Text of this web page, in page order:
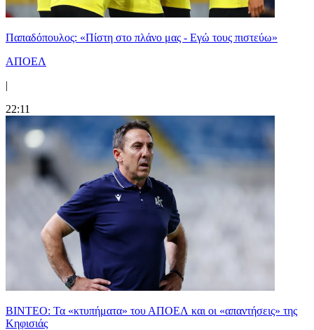
Παπαδόπουλος: «Πίστη στο πλάνο μας - Εγώ τους πιστεύω»
ΑΠΟΕΛ
|
22:11
ΒΙΝΤΕΟ: Τα «κτυπήματα» του ΑΠΟΕΛ και οι «απαντήσεις» της
Κηφισιάς